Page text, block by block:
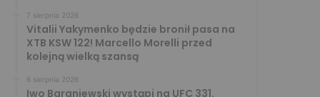
7 sierpnia 2026
Vitalii Yakymenko będzie bronił pasa na
XTB KSW 122! Marcello Morelli przed
kolejną wielką szansą
6 sierpnia 2026
Iwo Baraniewski wystąpi na UFC 331.